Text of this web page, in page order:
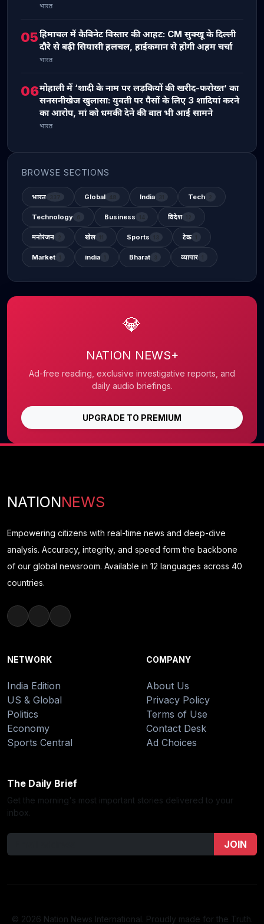
भारत
05हिमाचल में कैबिनेट विस्तार की आहट: CM सुक्खू के दिल्ली
दौरे से बढ़ी सियासी हलचल, हाईकमान से होगी अहम चर्चा
भारत
06मोहाली में ‘शादी के नाम पर लड़कियों की खरीद-फरोख्त’ का
सनसनीखेज खुलासा: युवती पर पैसों के लिए 3 शादियां करने
का आरोप, मां को धमकी देने की बात भी आई सामने
भारत
BROWSE SECTIONS
भारत Global India Tech
Technology Business विदेश
मनोरंजन खेल Sports टेक
Market india Bharat व्यापार
💎
NATION NEWS+
Ad-free reading, exclusive investigative reports, and
daily audio briefings.
UPGRADE TO PREMIUM
NATIONNEWS
Empowering citizens with real-time news and deep-dive
analysis. Accuracy, integrity, and speed form the backbone
of our global newsroom. Available in 12 languages across 40
countries.
NETWORK
India Edition
US & Global
Politics
Economy
Sports Central
COMPANY
About Us
Privacy Policy
Terms of Use
Contact Desk
Ad Choices
The Daily Brief
Get the morning's most important stories delivered to your
inbox.
JOIN
© 2026 Nation News International. Proudly made for the Truth.